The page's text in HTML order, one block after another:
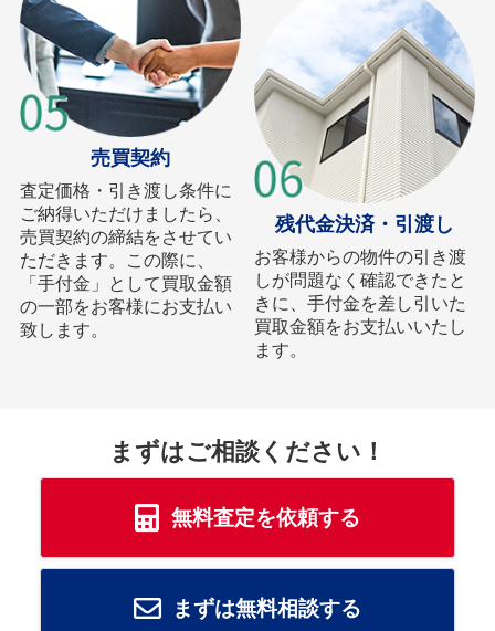
売買契約
査定価格・引き渡し条件に
ご納得いただけましたら、
売買契約の締結をさせてい
ただきます。この際に、
「手付金」として買取金額
の一部をお客様にお支払い
致します。
残代金決済・引渡し
お客様からの物件の引き渡
しが問題なく確認できたと
きに、手付金を差し引いた
買取金額をお支払いいたし
ます。
まずはご相談ください！
無料査定を依頼する
まずは無料相談する